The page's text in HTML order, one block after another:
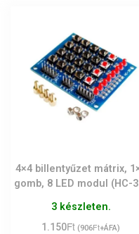
4×4 billentyűzet mátrix,
gomb, 8 LED modul (HC-
3 készleten.
1.150Ft (906Ft+ÁFA)